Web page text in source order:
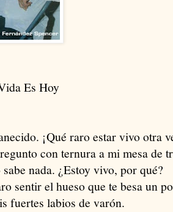
Es Hoy
¡Qué raro estar vivo otra
con ternura a mi mesa de
nada. ¿Estoy vivo, por qué?
sentir el hueso que te besa un
fuertes labios de varón.